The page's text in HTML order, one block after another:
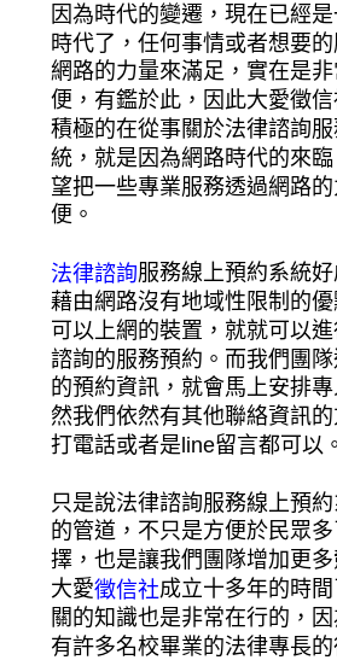
因為時代的變遷，現在已經
時代了，任何事情或者想要
網路的力量來滿足，實在是
便，有鑑於此，因此大愛徵
積極的在從事關於法律諮詢
統，就是因為網路時代的來
望把一些專業服務透過網路
便。
法律諮詢服務線上預約系統
藉由網路沒有地域性限制的
可以上網的裝置，就就可以
諮詢的服務預約。而我們團
的預約資訊，就會馬上安排
然我們依然有其他聯絡資訊
打電話或者是line留言都可以。
只是說法律諮詢服務線上預
的管道，不只是方便於民眾
擇，也是讓我們團隊增加更多
大愛徵信社成立十多年的時
關的知識也是非常在行的，
有許多名校畢業的法律專長